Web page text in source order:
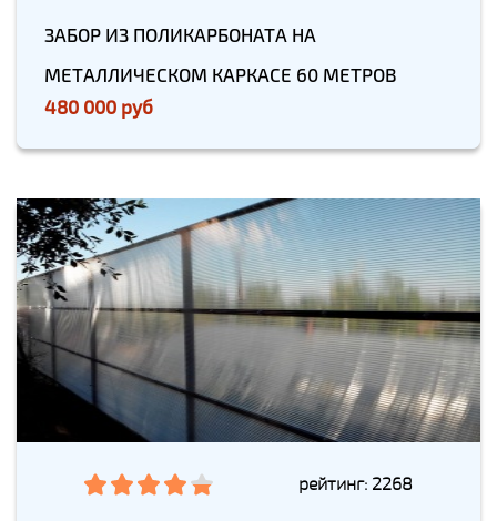
ЗАБОР ИЗ ПОЛИКАРБОНАТА НА
МЕТАЛЛИЧЕСКОМ КАРКАСЕ 60 МЕТРОВ
480 000 руб
рейтинг: 2268